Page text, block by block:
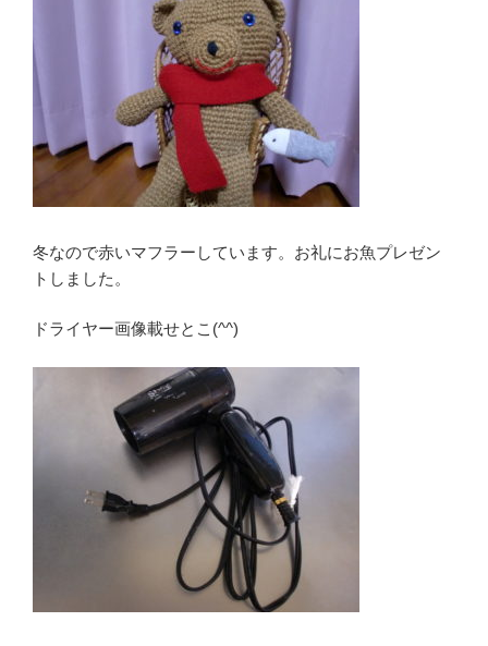
冬なので赤いマフラーしています。お礼にお魚プレゼン
トしました。
ドライヤー画像載せとこ(^^)